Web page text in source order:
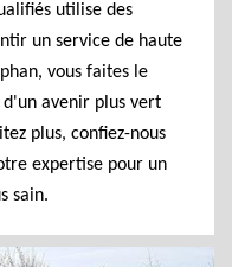
utilise des
un service de haute
vous faites le
avenir plus vert
plus, confiez-nous
expertise pour un
sain.